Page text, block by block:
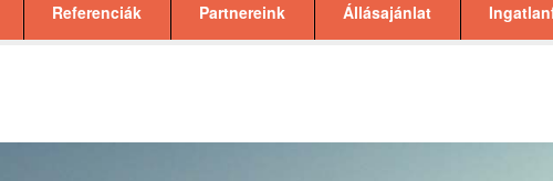
Referenciák Partnereink Állásajánlat